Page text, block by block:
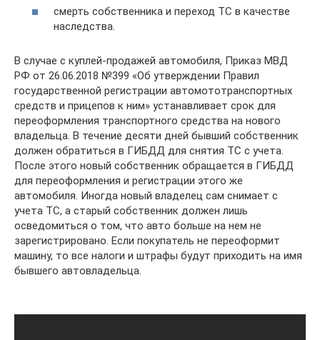
смерть собственника и переход ТС в качестве
наследства.
В случае с куплей-продажей автомобиля, Приказ МВД
РФ от 26.06.2018 №399 «Об утверждении Правил
государственной регистрации автомототранспортных
средств и прицепов к ним» устанавливает срок для
переоформления транспортного средства на нового
владельца. В течение десяти дней бывший собственник
должен обратиться в ГИБДД для снятия ТС с учета.
После этого новый собственник обращается в ГИБДД
для переоформления и регистрации этого же
автомобиля. Иногда новый владелец сам снимает с
учета ТС, а старый собственник должен лишь
осведомиться о том, что авто больше на нем не
зарегистрировано. Если покупатель не переоформит
машину, то все налоги и штрафы будут приходить на имя
бывшего автовладельца.